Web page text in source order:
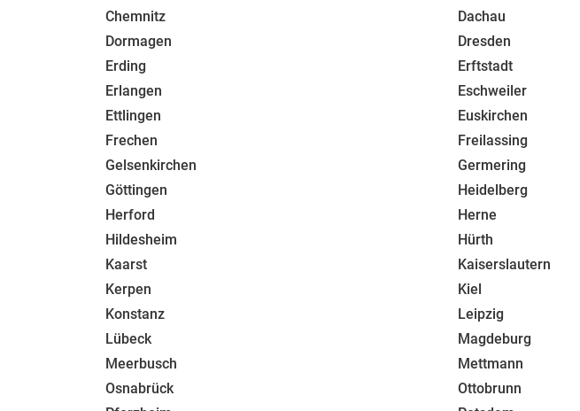
Chemnitz
Dachau
Dormagen
Dresden
Erding
Erftstadt
Erlangen
Eschweiler
Ettlingen
Euskirchen
Frechen
Freilassing
Gelsenkirchen
Germering
Göttingen
Heidelberg
Herford
Herne
Hildesheim
Hürth
Kaarst
Kaiserslautern
Kerpen
Kiel
Konstanz
Leipzig
Lübeck
Magdeburg
Meerbusch
Mettmann
Osnabrück
Ottobrunn